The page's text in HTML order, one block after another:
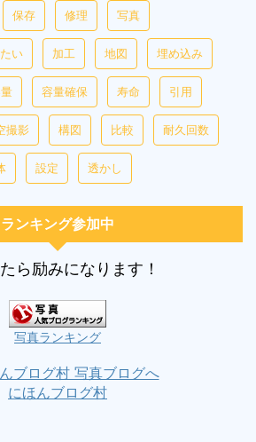
保存 修理 写真
い 加工 地図 埋め込み
容量確保 寿命 引用
撮影 構図 比較 耐久回数
設定 透かし
ランキング参加中
ら励みになります！
写真ランキング
にほんブログ村